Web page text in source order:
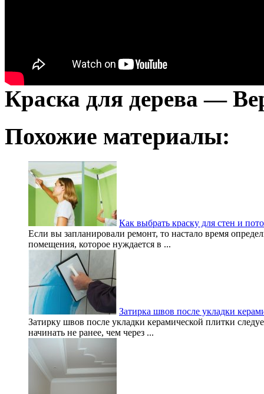
Краска для дерева —
Похожие материалы:
Как выбрать краску для стен и
Если вы запланировали ремонт, то настало время
помещения, которое нуждается в ...
Затирка швов после укладки
Затирку швов после укладки керамической плитки
начинать не ранее, чем через ...